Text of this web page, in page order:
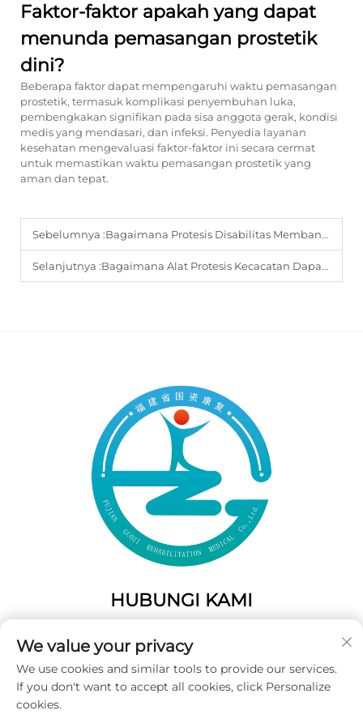
Faktor-faktor apakah yang dapat
menunda pemasangan prostetik
dini?
Beberapa faktor dapat mempengaruhi waktu pemasangan
prostetik, termasuk komplikasi penyembuhan luka,
pembengkakan signifikan pada sisa anggota gerak, kondisi
medis yang mendasari, dan infeksi. Penyedia layanan
kesehatan mengevaluasi faktor-faktor ini secara cermat
untuk memastikan waktu pemasangan prostetik yang
aman dan tepat.
Sebelumnya :Bagaimana Protesis Disabilitas Membantu Orang dengan Kecacatan Beradaptasi dengan Tantangan Sehari-hari?
Selanjutnya :Bagaimana Alat Protesis Kecacatan Dapat Meningkatkan Kenyamanan dan Mengurangi Beban Fisik?
HUBUNGI KAMI
Tiongkok
Telp:+86-19859128239
E-Mail:
We value your privacy
We use cookies and similar tools to provide our services.
If you don't want to accept all cookies, click Personalize
cookies.